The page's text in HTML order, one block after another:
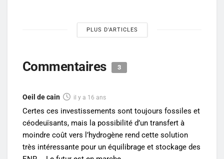
PLUS D'ARTICLES
Commentaires 3
Oeil de cain il y a 16 ans
Certes ces investissements sont toujours fossiles et
céodeuïsants, mais la possibilité d’un transfert à
moindre coût vers l’hydrogène rend cette solution
très intéressante pour un équilibrage et stockage des